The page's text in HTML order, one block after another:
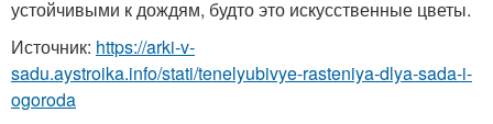
устойчивыми к дождям, будто это искусственные цветы.
Источник: https://arki-v-
sadu.aystroika.info/stati/tenelyubivye-rasteniya-dlya-sada-i-
ogoroda